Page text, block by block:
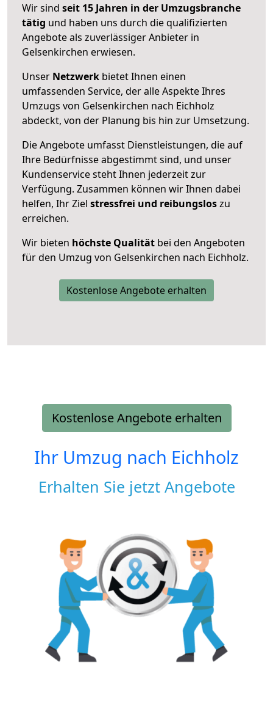
Wir sind seit 15 Jahren in der Umzugsbranche
tätig und haben uns durch die qualifizierten
Angebote als zuverlässiger Anbieter in
Gelsenkirchen erwiesen.
Unser Netzwerk bietet Ihnen einen
umfassenden Service, der alle Aspekte Ihres
Umzugs von Gelsenkirchen nach Eichholz
abdeckt, von der Planung bis hin zur Umsetzung.
Die Angebote umfasst Dienstleistungen, die auf
Ihre Bedürfnisse abgestimmt sind, und unser
Kundenservice steht Ihnen jederzeit zur
Verfügung. Zusammen können wir Ihnen dabei
helfen, Ihr Ziel stressfrei und reibungsloszu
erreichen.
Wir bieten höchste Qualität bei den Angeboten
für den Umzug von Gelsenkirchen nach Eichholz.
Kostenlose Angebote erhalten
Kostenlose Angebote erhalten
Ihr Umzug nach Eichholz
Erhalten Sie jetzt Angebote